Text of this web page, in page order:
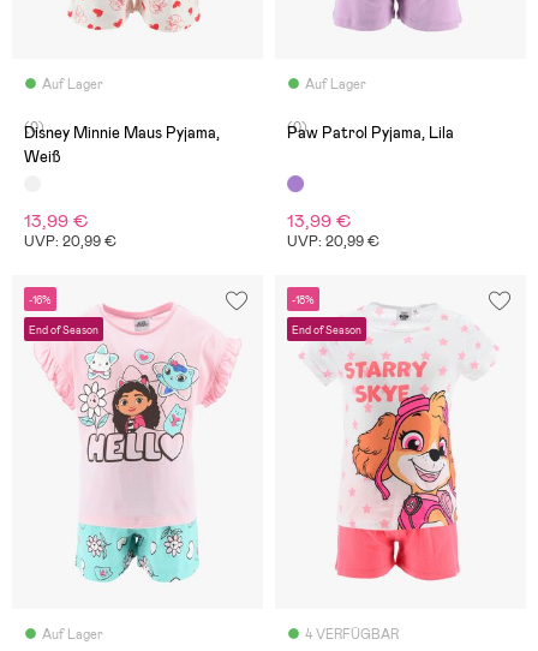
Auf Lager
(0)
Disney Minnie Maus Pyjama,
Weiß
13,99 €
UVP: 20,99 €
Auf Lager
(0)
Paw Patrol Pyjama, Lila
13,99 €
UVP: 20,99 €
-16%
End of Season
Auf Lager
-18%
End of Season
4 VERFÜGBAR